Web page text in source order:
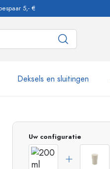
5,- €
Deksels en sluitingen
Uw configuratie